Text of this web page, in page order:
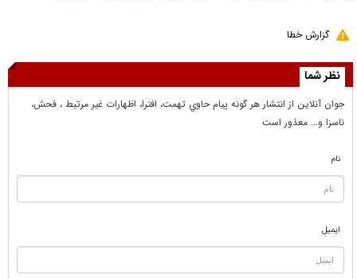
گزارش خطا
نظر شما
جوان آنلاين از انتشار هر گونه پيام حاوي تهمت، افترا، اظهارات غير مرتبط ، فحش،
ناسزا و... معذور است
نام
ایمیل